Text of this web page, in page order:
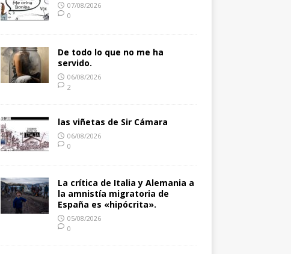
07/08/2026
0
De todo lo que no me ha
servido.
06/08/2026
2
las viñetas de Sir Cámara
06/08/2026
0
La crítica de Italia y Alemania a
la amnistía migratoria de
España es «hipócrita».
05/08/2026
0